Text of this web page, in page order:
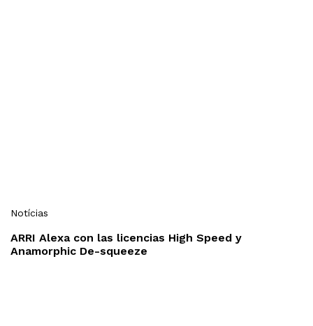
Notícias
ARRI Alexa con las licencias High Speed y
Anamorphic De-squeeze